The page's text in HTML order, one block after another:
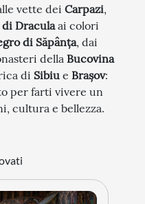
vette dei Carpazi,
di Draculaai colori
di Săpânța, dai
della Bucovina
di Sibiu e Brașov:
per farti vivere un
cultura e bellezza.